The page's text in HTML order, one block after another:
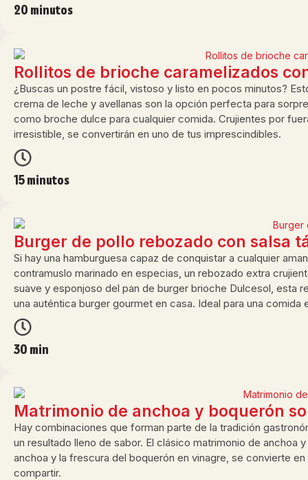
20 minutos
Rollitos de brioche caramelizados
¿Buscas un postre fácil, vistoso y listo en pocos minutos?
crema de leche y avellanas son la opción perfecta para
como broche dulce para cualquier comida. Crujientes por
irresistible, se convertirán en uno de tus imprescindibles.
15 minutos
Burger de pollo rebozado con salsa
Si hay una hamburguesa capaz de conquistar a cualquier
contramuslo marinado en especias, un rebozado extra
suave y esponjoso del pan de burger brioche Dulcesol, esta
una auténtica burger gourmet en casa. Ideal para una
30 min
Matrimonio de anchoa y boquerón
Hay combinaciones que forman parte de la tradición
un resultado lleno de sabor. El clásico matrimonio de anchoa
anchoa y la frescura del boquerón en vinagre, se convierte
compartir.